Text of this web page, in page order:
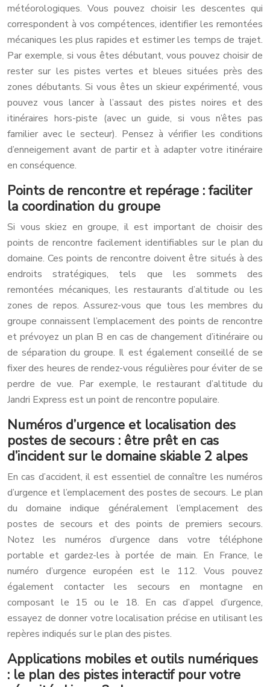
météorologiques. Vous pouvez choisir les descentes qui
correspondent à vos compétences, identifier les remontées
mécaniques les plus rapides et estimer les temps de trajet.
Par exemple, si vous êtes débutant, vous pouvez choisir de
rester sur les pistes vertes et bleues situées près des
zones débutants. Si vous êtes un skieur expérimenté, vous
pouvez vous lancer à l’assaut des pistes noires et des
itinéraires hors-piste (avec un guide, si vous n’êtes pas
familier avec le secteur). Pensez à vérifier les conditions
d’enneigement avant de partir et à adapter votre itinéraire
en conséquence.
Points de rencontre et repérage : faciliter
la coordination du groupe
Si vous skiez en groupe, il est important de choisir des
points de rencontre facilement identifiables sur le plan du
domaine. Ces points de rencontre doivent être situés à des
endroits stratégiques, tels que les sommets des
remontées mécaniques, les restaurants d’altitude ou les
zones de repos. Assurez-vous que tous les membres du
groupe connaissent l’emplacement des points de rencontre
et prévoyez un plan B en cas de changement d’itinéraire ou
de séparation du groupe. Il est également conseillé de se
fixer des heures de rendez-vous régulières pour éviter de se
perdre de vue. Par exemple, le restaurant d’altitude du
Jandri Express est un point de rencontre populaire.
Numéros d’urgence et localisation des
postes de secours : être prêt en cas
d’incident sur le domaine skiable 2 alpes
En cas d’accident, il est essentiel de connaître les numéros
d’urgence et l’emplacement des postes de secours. Le plan
du domaine indique généralement l’emplacement des
postes de secours et des points de premiers secours.
Notez les numéros d’urgence dans votre téléphone
portable et gardez-les à portée de main. En France, le
numéro d’urgence européen est le 112. Vous pouvez
également contacter les secours en montagne en
composant le 15 ou le 18. En cas d’appel d’urgence,
essayez de donner votre localisation précise en utilisant les
repères indiqués sur le plan des pistes.
Applications mobiles et outils numériques
: le plan des pistes interactif pour votre